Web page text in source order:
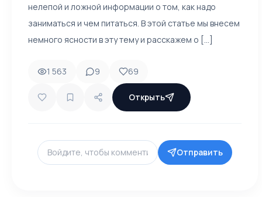
нелепой и ложной информации о том, как надо
заниматься и чем питаться. В этой статье мы внесем
немного ясности в эту тему и расскажем о [...]
1 563 9 69
Открыть
Отправить